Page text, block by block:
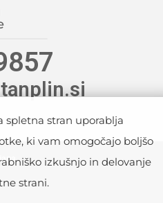
spletna stran uporablja
ki vam omogočajo boljšo
izkušnjo in delovanje
strani.